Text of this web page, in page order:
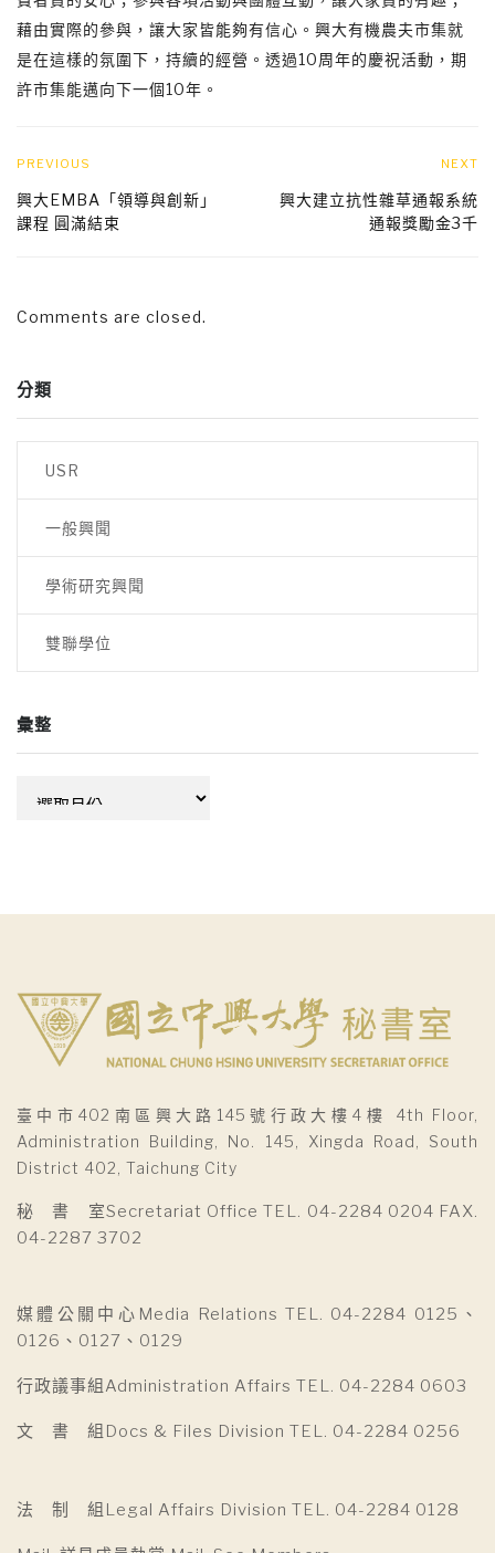
藉由實際的參與，讓大家皆能夠有信心。興大有機農夫市集就
是在這樣的氛圍下，持續的經營。透過10周年的慶祝活動，期
許市集能邁向下一個10年。
PREVIOUS
興大EMBA「領導與創新」
課程 圓滿結束
NEXT
興大建立抗性雜草通報系統
通報獎勵金3千
Comments are closed.
分類
USR
一般興聞
學術研究興聞
雙聯學位
彙整
臺中市402南區興大路145號行政大樓4樓 4th Floor,
Administration Building, No. 145, Xingda Road, South
District 402, Taichung City
秘 書 室Secretariat Office TEL. 04-2284 0204 FAX.
04-2287 3702
媒體公關中心Media Relations TEL. 04-2284 0125、
0126、0127、0129
行政議事組Administration Affairs TEL. 04-2284 0603
文 書 組Docs & Files Division TEL. 04-2284 0256
法 制 組Legal Affairs Division TEL. 04-2284 0128